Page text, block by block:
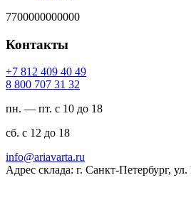
7700000000000
Контакты
94 04 904 218 7+
23 13 707 008 8
пн. — пт. с 10 до 18
сб. с 12 до 18
ur.atravaira@ofni
Адрес склада: г. Санкт-Петербург,